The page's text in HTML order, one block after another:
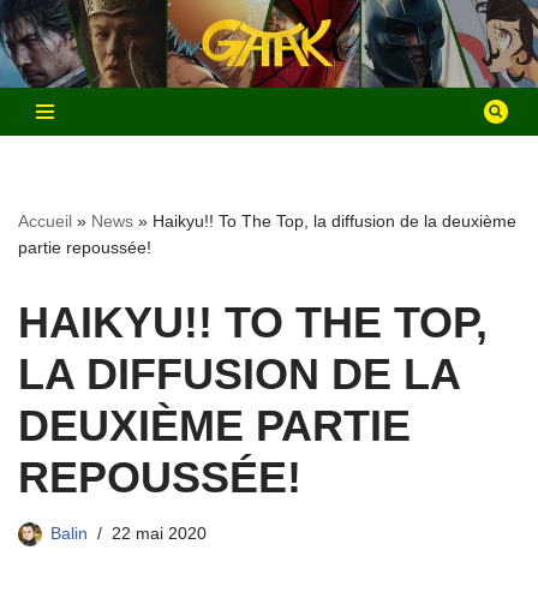
Aller
au
contenu
Accueil » News » Haikyu!! To The Top, la diffusion de la deuxième
partie repoussée!
HAIKYU!! TO THE TOP,
LA DIFFUSION DE LA
DEUXIÈME PARTIE
REPOUSSÉE!
Balin 22 mai 2020